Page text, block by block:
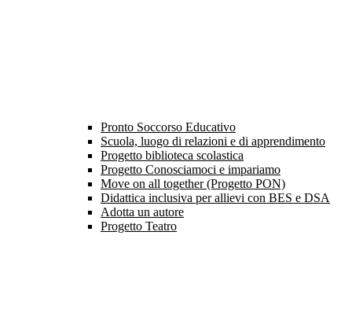
Pronto Soccorso Educativo
Scuola, luogo di relazioni e di apprendimento
Progetto biblioteca scolastica
Progetto Conosciamoci e impariamo
Move on all together (Progetto PON)
Didattica inclusiva per allievi con BES e DSA
Adotta un autore
Progetto Teatro